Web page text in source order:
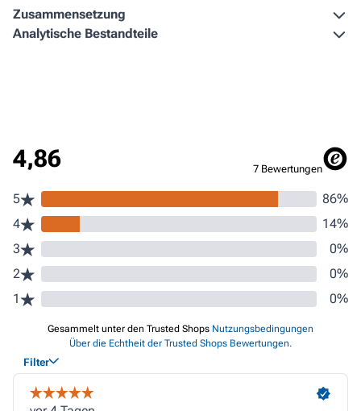
Zusammen­setzung
Analytische Bestandteile